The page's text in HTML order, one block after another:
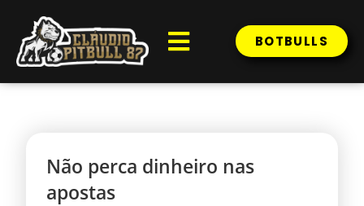
BOTBULLS
Não perca dinheiro nas
apostas